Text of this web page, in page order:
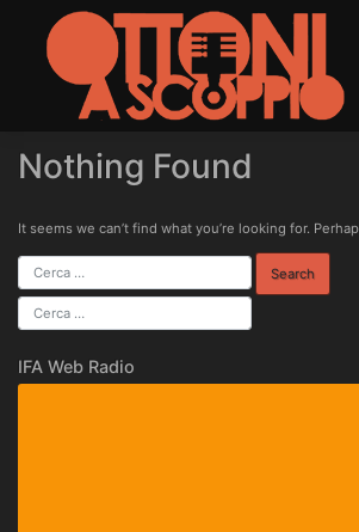
content
Nothing Found
It seems we can’t find what you’re looking for.
IFA Web Radio